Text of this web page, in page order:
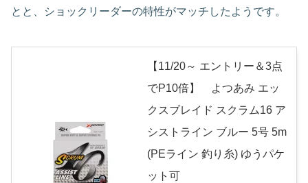
とと、ショックリーダーの特性がマッチしたようです。
【11/20～ エントリー＆3点
でP10倍】 よつあみ エッ
クスブレイド スクラム16 ア
シストライン ブルー 5号 5m
(PEライン 釣り糸) ゆうパケ
ット可